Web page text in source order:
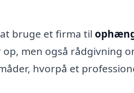
bruge et firma til
men også rådgivning
hvorpå et